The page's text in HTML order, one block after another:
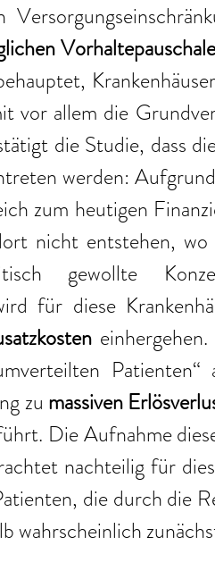
vor allem die
die Studie, dass
werden:
zum heutigen
nicht entstehen,
gewollte
für diese
zu massiven
Die Aufnahme
nachteilig für
die durch die
wahrscheinlich